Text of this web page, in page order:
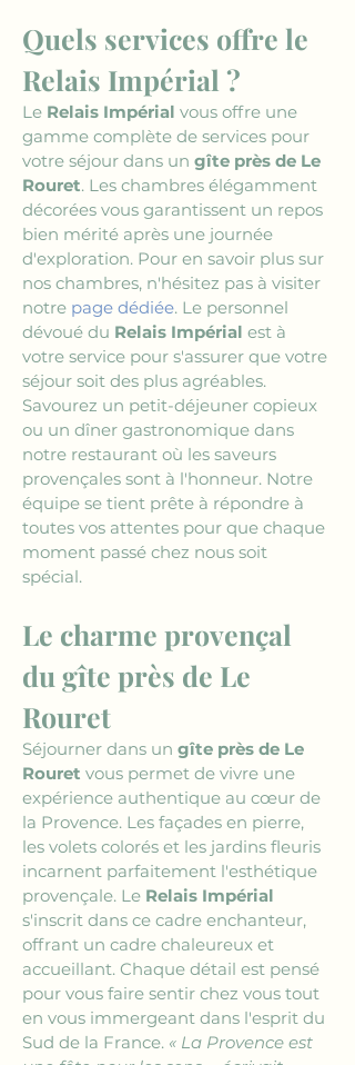
Quels services offre le
Relais Impérial ?
Le Relais Impérial vous offre une
gamme complète de services pour
votre séjour dans un gîte près de Le
Rouret. Les chambres élégamment
décorées vous garantissent un repos
bien mérité après une journée
d'exploration. Pour en savoir plus sur
nos chambres, n'hésitez pas à visiter
notre page dédiée. Le personnel
dévoué du Relais Impérial est à
votre service pour s'assurer que votre
séjour soit des plus agréables.
Savourez un petit-déjeuner copieux
ou un dîner gastronomique dans
notre restaurant où les saveurs
provençales sont à l'honneur. Notre
équipe se tient prête à répondre à
toutes vos attentes pour que chaque
moment passé chez nous soit
spécial.
Le charme provençal
du gîte près de Le
Rouret
Séjourner dans un gîte près de Le
Rouret vous permet de vivre une
expérience authentique au cœur de
la Provence. Les façades en pierre,
les volets colorés et les jardins fleuris
incarnent parfaitement l'esthétique
provençale. Le Relais Impérial
s'inscrit dans ce cadre enchanteur,
offrant un cadre chaleureux et
accueillant. Chaque détail est pensé
pour vous faire sentir chez vous tout
en vous immergeant dans l'esprit du
Sud de la France. « La Provence est